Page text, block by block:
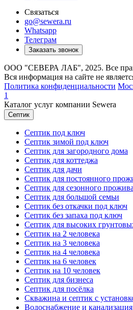
Связаться
go@sewera.ru
Whatsapp
Телеграм
Заказать звонок
ООО "СЕВЕРА ЛАБ", 2025. Все
Вся информация на сайте не
Политика конфиденциальности
1
Каталог услуг компании Sewera
Септик
Септик под ключ
Септик зимой под ключ
Септик для загородного дома
Септик для коттеджа
Септик для дачи
Септик для постоянного
Септик для сезонного
Септик для большой семьи
Септик без откачки под ключ
Септик без запаха под ключ
Септик для высоких
Септик на 2 человека
Септик на 3 человека
Септик на 4 человека
Септик на 6 человек
Септик на 10 человек
Септик для бизнеса
Септик для посёлка
Скважина и септик с
Водоснабжение и